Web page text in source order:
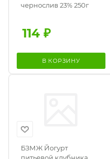
чернослив 23% 250г
114 ₽
В КОРЗИНУ
БЗМЖ Йогурт